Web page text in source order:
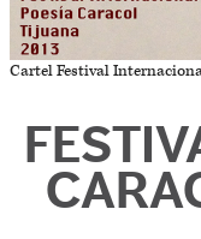
Cartel Festival